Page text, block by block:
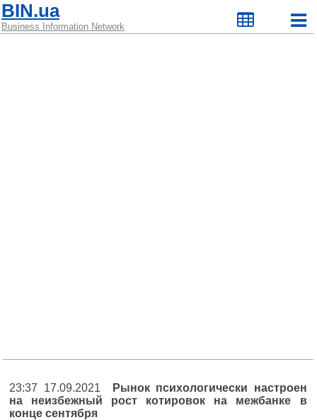
BIN.ua
Business Information Network
23:37 17.09.2021
Рынок психологически настроен
на неизбежный рост котировок на межбанке в
конце сентября